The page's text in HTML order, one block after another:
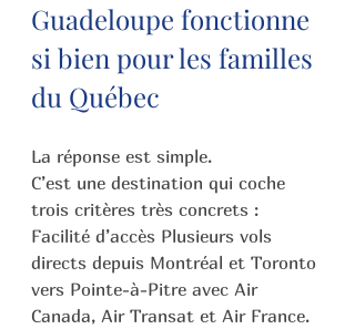
Guadeloupe fonctionne
si bien pour les familles
du Québec
La réponse est simple.
C’est une destination qui coche
trois critères très concrets :
Facilité d’accès Plusieurs vols
directs depuis Montréal et Toronto
vers Pointe-à-Pitre avec Air
Canada, Air Transat et Air France.